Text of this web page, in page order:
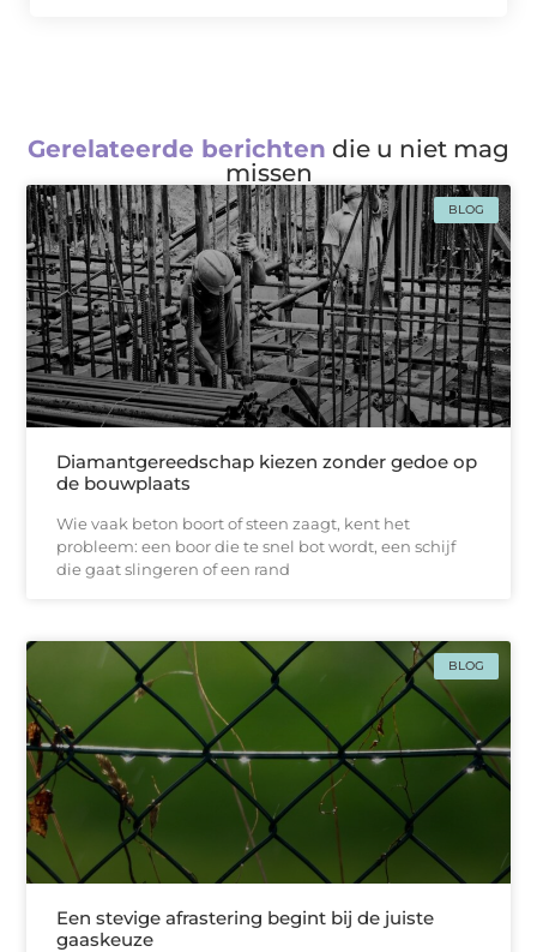
Gerelateerde berichten die u niet mag
missen
BLOG
Diamantgereedschap kiezen zonder gedoe op
de bouwplaats
Wie vaak beton boort of steen zaagt, kent het
probleem: een boor die te snel bot wordt, een schijf
die gaat slingeren of een rand
BLOG
Een stevige afrastering begint bij de juiste
gaaskeuze